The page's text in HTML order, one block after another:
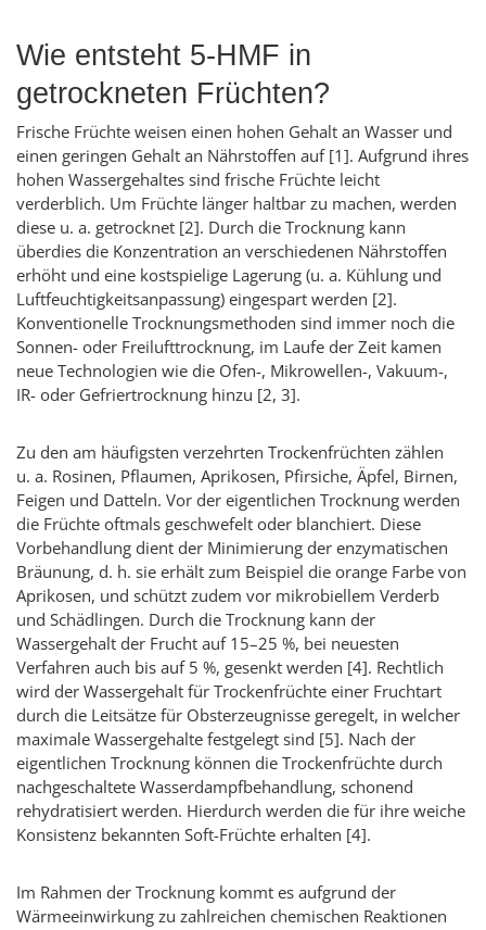
Wie entsteht 5-HMF in
getrockneten Früchten?
Frische Früchte weisen einen hohen Gehalt an Wasser und
einen geringen Gehalt an Nährstoffen auf [1]. Aufgrund ihres
hohen Wassergehaltes sind frische Früchte leicht
verderblich. Um Früchte länger haltbar zu machen, werden
diese u. a. getrocknet [2]. Durch die Trocknung kann
überdies die Konzentration an verschiedenen Nährstoffen
erhöht und eine kostspielige Lagerung (u. a. Kühlung und
Luftfeuchtigkeitsanpassung) eingespart werden [2].
Konventionelle Trocknungsmethoden sind immer noch die
Sonnen- oder Freilufttrocknung, im Laufe der Zeit kamen
neue Technologien wie die Ofen-, Mikrowellen-, Vakuum-,
IR- oder Gefriertrocknung hinzu [2, 3].
Zu den am häufigsten verzehrten Trockenfrüchten zählen
u. a. Rosinen, Pflaumen, Aprikosen, Pfirsiche, Äpfel, Birnen,
Feigen und Datteln. Vor der eigentlichen Trocknung werden
die Früchte oftmals geschwefelt oder blanchiert. Diese
Vorbehandlung dient der Minimierung der enzymatischen
Bräunung, d. h. sie erhält zum Beispiel die orange Farbe von
Aprikosen, und schützt zudem vor mikrobiellem Verderb
und Schädlingen. Durch die Trocknung kann der
Wassergehalt der Frucht auf 15–25 %, bei neuesten
Verfahren auch bis auf 5 %, gesenkt werden [4]. Rechtlich
wird der Wassergehalt für Trockenfrüchte einer Fruchtart
durch die Leitsätze für Obsterzeugnisse geregelt, in welcher
maximale Wassergehalte festgelegt sind [5]. Nach der
eigentlichen Trocknung können die Trockenfrüchte durch
nachgeschaltete Wasserdampfbehandlung, schonend
rehydratisiert werden. Hierdurch werden die für ihre weiche
Konsistenz bekannten Soft-Früchte erhalten [4].
Im Rahmen der Trocknung kommt es aufgrund der
Wärmeeinwirkung zu zahlreichen chemischen Reaktionen